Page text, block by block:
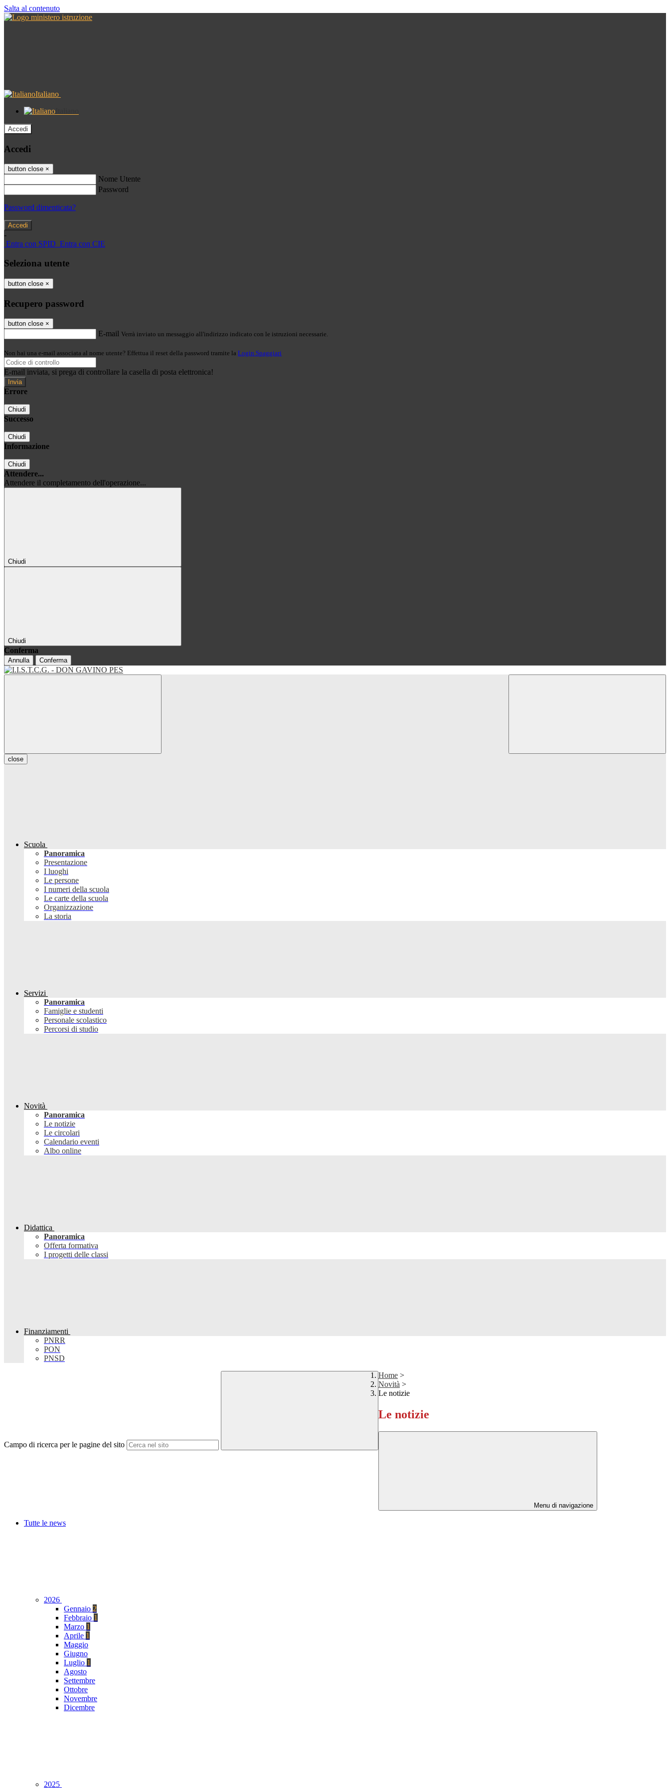
Salta al contenuto
Italiano
Accedi
Accedi
button close ×
Nome Utente
Password
Password dimenticata?
-
Entra con SPID Entra con CIE
Seleziona utente
button close ×
Recupero password
button close ×
E-mail Verrà inviato un messaggio all'indirizzo indicato con le istruzioni necessarie.
Non hai una e-mail associata al nome utente? Effettua il reset della password tramite la Login Spaggiari
E-mail inviata, si prega di controllare la casella di posta elettronica!
Errore
Chiudi
Successo
Chiudi
Informazione
Chiudi
Attendere...
Attendere il completamento dell'operazione...
Chiudi
Chiudi
Conferma
Annulla Conferma
close
Scuola
Panoramica
Presentazione
I luoghi
Le persone
I numeri della scuola
Le carte della scuola
Organizzazione
La storia
Servizi
Panoramica
Famiglie e studenti
Personale scolastico
Percorsi di studio
Novità
Panoramica
Le notizie
Le circolari
Calendario eventi
Albo online
Didattica
Panoramica
Offerta formativa
I progetti delle classi
Finanziamenti
PNRR
PON
PNSD
Campo di ricerca per le pagine del sito
Home >
Novità >
Le notizie
Le notizie
Menu di navigazione
Tutte le news
2026
Gennaio 2
Febbraio 1
Marzo 1
Aprile 1
Maggio
Giugno
Luglio 1
Agosto
Settembre
Ottobre
Novembre
Dicembre
2025